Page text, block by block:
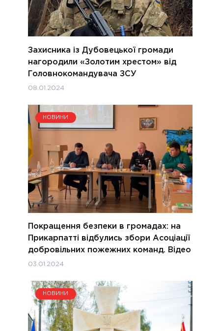
Захисника із Дубовецької громади
нагородили «Золотим хрестом» від
Головнокомандувача ЗСУ
08.01.2024
НОВИНИ
Покращення безпеки в громадах: на
Прикарпатті відбулись збори Асоціації
добровільних пожежних команд. Відео
03.01.2024
НОВИНИ